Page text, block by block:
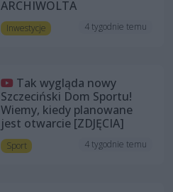
ARCHIWOLTA
Inwestycje 4 tygodnie temu
Tak wygląda nowy
Szczeciński Dom Sportu!
Wiemy, kiedy planowane
jest otwarcie [ZDJĘCIA]
Sport 4 tygodnie temu